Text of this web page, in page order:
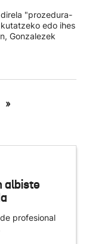
"prozedura-
edo ihes
Gonzalezek
»
albiste
profesional